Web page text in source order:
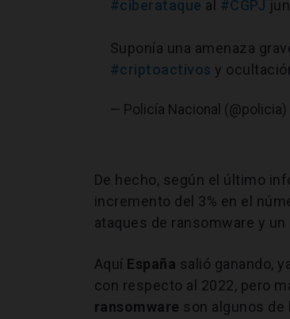
#ciberataque al #CGPJ
Suponía una amenaza
#criptoactivos y
— Policía Nacional (@policia)
De hecho, según el último
incremento del 3% en el
ataques de ransomware y
Aquí España salió ganando,
con respecto al 2022, pero
ransomware son algunos de